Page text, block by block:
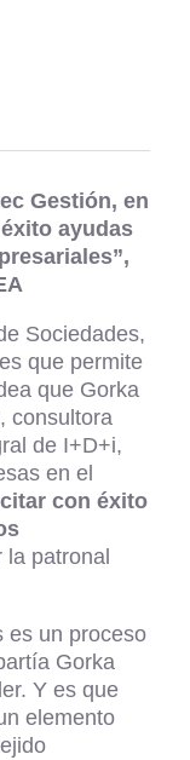
Gestión, en
ayudas
Sociedades,
que permite
que Gorka
consultora
de I+D+i,
en el
con éxito
patronal
es un proceso
Gorka
Y es que
elemento